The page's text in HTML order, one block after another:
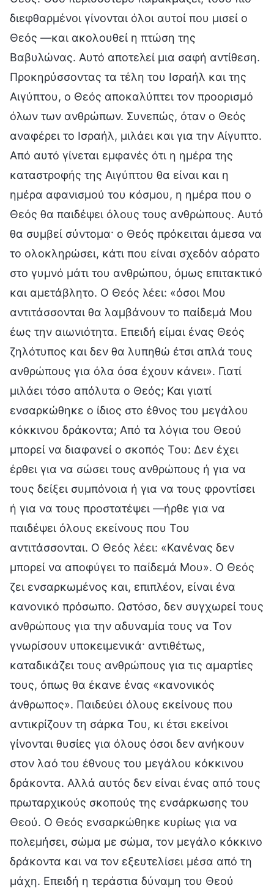
διεφθαρμένοι γίνονται όλοι αυτοί που μισεί ο
Θεός —και ακολουθεί η πτώση της
Βαβυλώνας. Αυτό αποτελεί μια σαφή αντίθεση.
Προκηρύσσοντας τα τέλη του Ισραήλ και της
Αιγύπτου, ο Θεός αποκαλύπτει τον προορισμό
όλων των ανθρώπων. Συνεπώς, όταν ο Θεός
αναφέρει το Ισραήλ, μιλάει και για την Αίγυπτο.
Από αυτό γίνεται εμφανές ότι η ημέρα της
καταστροφής της Αιγύπτου θα είναι και η
ημέρα αφανισμού του κόσμου, η ημέρα που ο
Θεός θα παιδέψει όλους τους ανθρώπους. Αυτό
θα συμβεί σύντομα· ο Θεός πρόκειται άμεσα να
το ολοκληρώσει, κάτι που είναι σχεδόν αόρατο
στο γυμνό μάτι του ανθρώπου, όμως επιτακτικό
και αμετάβλητο. Ο Θεός λέει: «όσοι Μου
αντιτάσσονται θα λαμβάνουν το παίδεμά Μου
έως την αιωνιότητα. Επειδή είμαι ένας Θεός
ζηλότυπος και δεν θα λυπηθώ έτσι απλά τους
ανθρώπους για όλα όσα έχουν κάνει». Γιατί
μιλάει τόσο απόλυτα ο Θεός; Και γιατί
ενσαρκώθηκε ο ίδιος στο έθνος του μεγάλου
κόκκινου δράκοντα; Από τα λόγια του Θεού
μπορεί να διαφανεί ο σκοπός Του: Δεν έχει
έρθει για να σώσει τους ανθρώπους ή για να
τους δείξει συμπόνοια ή για να τους φροντίσει
ή για να τους προστατέψει —ήρθε για να
παιδέψει όλους εκείνους που Του
αντιτάσσονται. Ο Θεός λέει: «Κανένας δεν
μπορεί να αποφύγει το παίδεμά Μου». Ο Θεός
ζει ενσαρκωμένος και, επιπλέον, είναι ένα
κανονικό πρόσωπο. Ωστόσο, δεν συγχωρεί τους
ανθρώπους για την αδυναμία τους να Τον
γνωρίσουν υποκειμενικά· αντιθέτως,
καταδικάζει τους ανθρώπους για τις αμαρτίες
τους, όπως θα έκανε ένας «κανονικός
άνθρωπος». Παιδεύει όλους εκείνους που
αντικρίζουν τη σάρκα Του, κι έτσι εκείνοι
γίνονται θυσίες για όλους όσοι δεν ανήκουν
στον λαό του έθνους του μεγάλου κόκκινου
δράκοντα. Αλλά αυτός δεν είναι ένας από τους
πρωταρχικούς σκοπούς της ενσάρκωσης του
Θεού. Ο Θεός ενσαρκώθηκε κυρίως για να
πολεμήσει, σώμα με σώμα, τον μεγάλο κόκκινο
δράκοντα και να τον εξευτελίσει μέσα από τη
μάχη. Επειδή η τεράστια δύναμη του Θεού